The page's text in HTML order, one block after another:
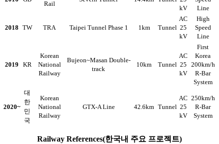
Rail
kV
Line
2018 TW TRA Taipei Tunnel Phase 1 1km Tunnel
AC
25
kV
High
Speed
Line
2019 KR
Korean
National
Railway
Bujeon~Masan Double-
track
10km Tunnel
AC
25
kV
First
Korea
200km/h
R-Bar
System
2020~
대
한
민
국
Korean
National
Railway
GTX-A Line 42.6km Tunnel
AC
25
kV
250km/h
R-Bar
System
Railway References(한국내 주요 프로젝트)